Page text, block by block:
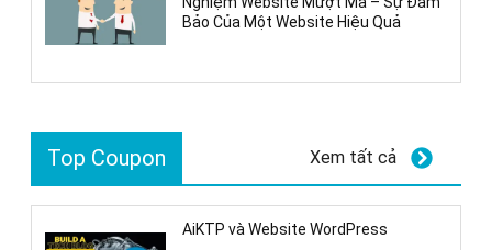
Bảo Của Một Website Hiệu Quả
Top Coupon Xem tất cả
AiKTP và Website WordPress